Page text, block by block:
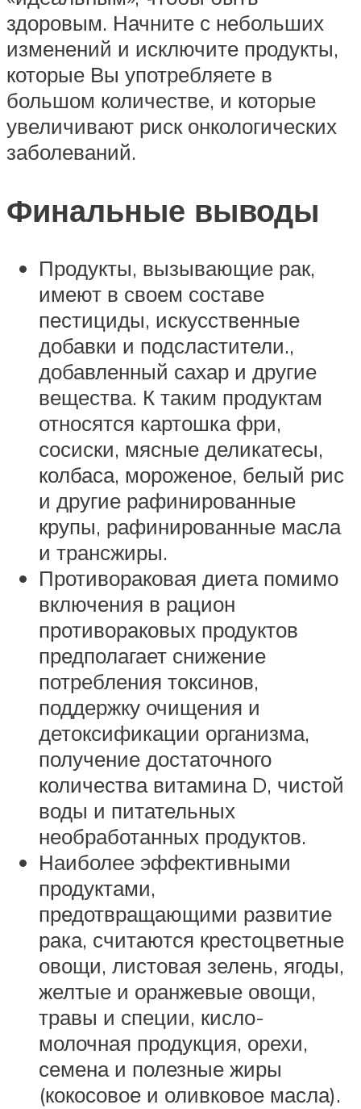
здоровым. Начните с небольших
изменений и исключите продукты,
которые Вы употребляете в
большом количестве, и которые
увеличивают риск онкологических
заболеваний.
Финальные выводы
Продукты, вызывающие рак,
имеют в своем составе
пестициды, искусственные
добавки и подсластители.,
добавленный сахар и другие
вещества. К таким продуктам
относятся картошка фри,
сосиски, мясные деликатесы,
колбаса, мороженое, белый рис
и другие рафинированные
крупы, рафинированные масла
и трансжиры.
Противораковая диета помимо
включения в рацион
противораковых продуктов
предполагает снижение
потребления токсинов,
поддержку очищения и
детоксификации организма,
получение достаточного
количества витамина D, чистой
воды и питательных
необработанных продуктов.
Наиболее эффективными
продуктами,
предотвращающими развитие
рака, считаются крестоцветные
овощи, листовая зелень, ягоды,
желтые и оранжевые овощи,
травы и специи, кисло-
молочная продукция, орехи,
семена и полезные жиры
(кокосовое и оливковое масла).